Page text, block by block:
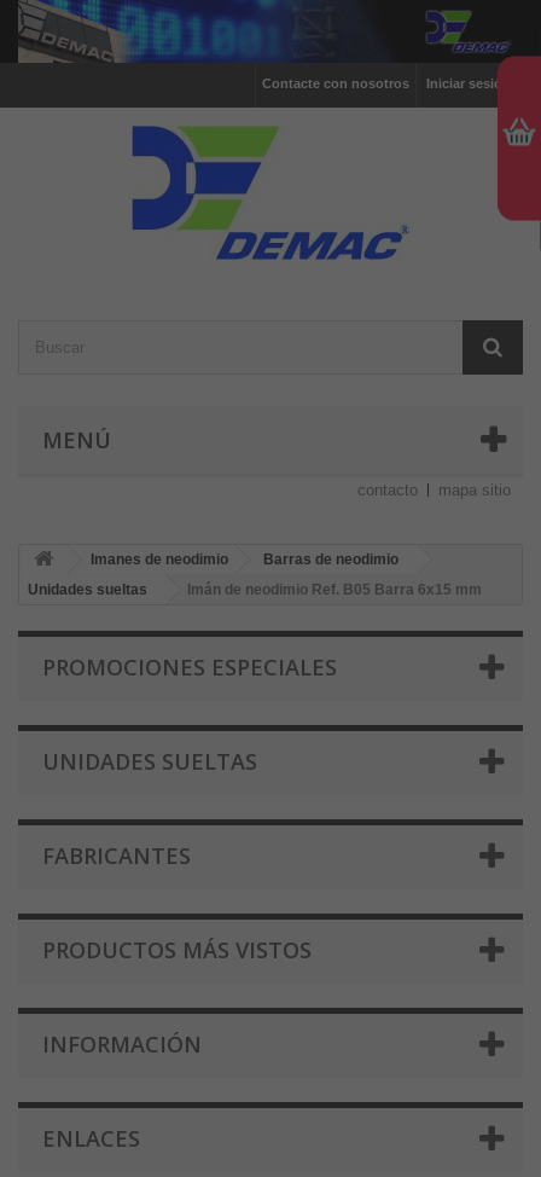
Iniciar sesión
Contacte con nosotros
MENÚ
contacto mapa sitio
Imanes de neodimio
Barras de neodimio
Unidades sueltas
Imán de neodimio Ref. B05 Barra 6x15 mm
PROMOCIONES ESPECIALES
UNIDADES SUELTAS
FABRICANTES
PRODUCTOS MÁS VISTOS
INFORMACIÓN
ENLACES